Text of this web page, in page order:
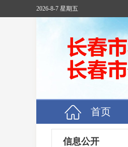
2026-8-7 星期五
首页
信息公开